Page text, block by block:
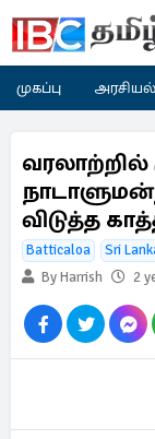
முகப்பு அரசியல்
விடுத்த
Batticaloa Sri
By Harrish
2